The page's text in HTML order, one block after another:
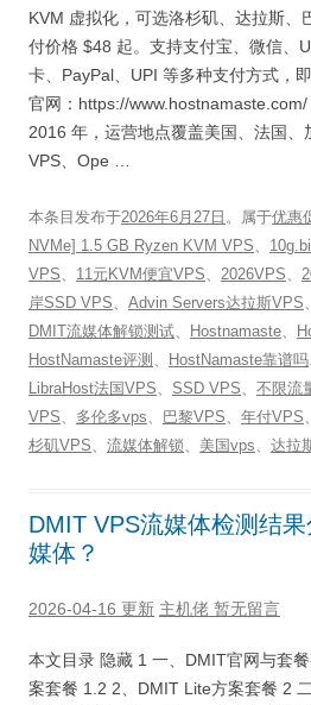
KVM 虚拟化，可选洛杉矶、达拉斯、
付价格 $48 起。支持支付宝、微信、
卡、PayPal、UPI 等多种支付方式，
官网：https://
2016 年，运营地点覆盖美国、法国、
VPS、Ope …
本条目发布于2026年6月27日 。属于优惠
NVMe] 1.5 GB Ryzen KVM VPS
VPS
11元KVM便宜VPS 2026VPS
岸SSD VPS
Advin Servers达拉斯VPS
DMIT流媒体解锁测试
Hostnamaste
HostNamaste评测
HostNamaste靠谱吗
LibraHost法国VPS
SSD VPS 不限流
VPS
多伦多vps 巴黎VPS 年付VPS
杉矶VPS
流媒体解锁 美国vps 达拉
DMIT VPS流媒体检测结
媒体？
2026-04-16 更新 主机佬 暂无留言
本文目录 隐藏 1 一、DMIT官网与套
案套餐 1.2 2、DMIT Lite方案套餐 2